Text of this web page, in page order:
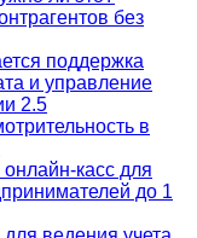
без
поддержка
и управление
2.5
в
касс для
до 1